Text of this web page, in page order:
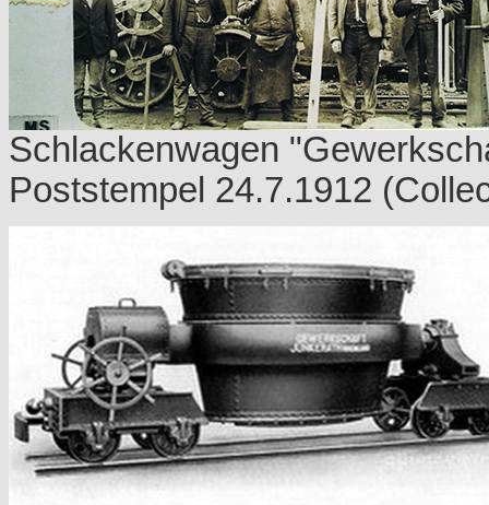
Schlackenwagen
Poststempel 24.7.1912